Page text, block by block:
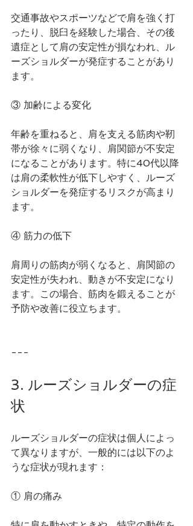
交通事故やスポーツなどで肩を強く打
ったり、脱臼を経験した場合、その後
遺症として肩の安定性が損なわれ、ル
ーズショルダーが発症することがあり
ます。
③ 加齢による変化
年齢を重ねると、肩を支える筋肉や靭
帯が徐々に弱くなり、肩関節が不安定
になることがあります。特に40代以降
は肩の柔軟性が低下しやすく、ルーズ
ショルダーを発症するリスクが高まり
ます。
④ 筋力の低下
肩周りの筋肉が弱くなると、肩関節の
安定性が失われ、動きが不安定になり
ます。この場合、筋肉を鍛えることが
予防や改善に役立ちます。
---
3. ルーズショルダーの症
状
ルーズショルダーの症状は個人によっ
て異なりますが、一般的には以下のよ
うな症状が現れます：
① 肩の痛み